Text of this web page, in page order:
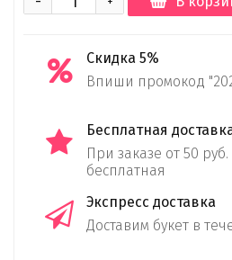
Скидка 5%
Впиши промокод
Бесплатная
При заказе от 50 руб.
бесплатная
Экспресс доставка
Доставим букет в